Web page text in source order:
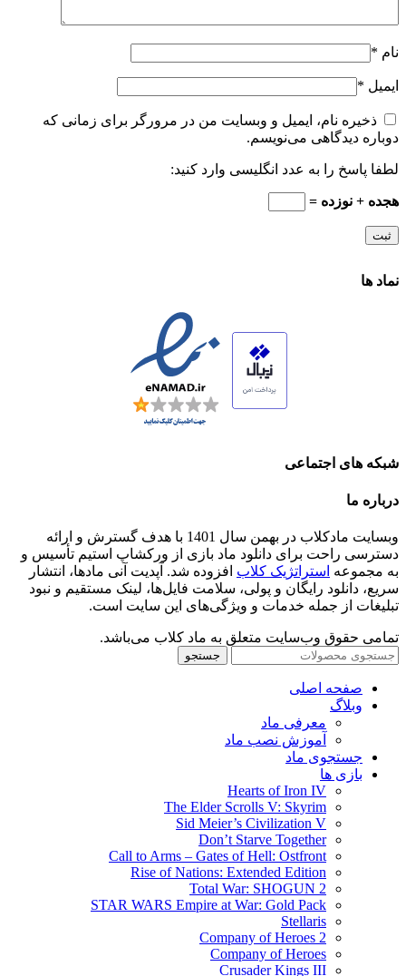
نام *
ایمیل *
ذخیره نام، ایمیل و وبسایت من در مرورگر برای زمانی که
دوباره دیدگاهی می‌نویسم.
لطفا پاسخ را به عدد انگلیسی وارد کنید:
هجده + نوزده =
نماد ها
شبکه های اجتماعی
درباره ما
وبسایت مادکلاب در بهمن سال 1401 با هدف گسترش و ارائه
دسترسی راحت برای دانلود ماد بازی از ورکشاپ استیم تأسیس و
به مجموعه استراتژیک کلاب افزوده شد. آپدیت آنی مادها، انتشار
سریع، دانلود رایگان و پولی، سلامت فایل‌ها، لینک مستقیم و نبود
تبلیغات از جمله خدمات و ویژگی‌های این سایت است.
تمامی حقوق وب‌سایت متعلق به ماد کلاب می‌باشد.
جستجو
صفحه اصلی
وبلاگ
معرفی ماد
آموزش نصب ماد
جستجوی ماد
بازی ها
Hearts of Iron IV
The Elder Scrolls V: Skyrim
Sid Meier’s Civilization V
Don’t Starve Together
Call to Arms – Gates of Hell: Ostfront
Rise of Nations: Extended Edition
Total War: SHOGUN 2
STAR WARS Empire at War: Gold Pack
Stellaris
Company of Heroes 2
Company of Heroes
Crusader Kings III